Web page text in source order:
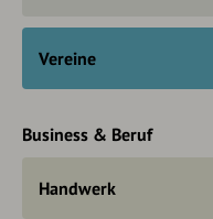
Vereine
Business & Beruf
Handwerk